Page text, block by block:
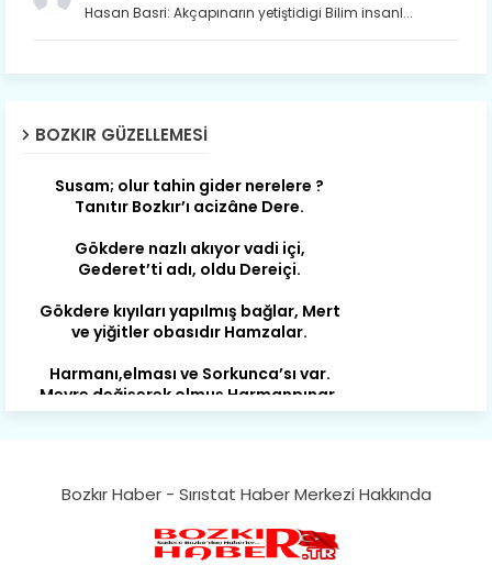
Hasan Basri: Akçapınarın yetiştidigi Bilim insanl...
BOZKIR GÜZELLEMESI
Gökdere nazlı akıyor vadi içi,
Gökdere kıyıları yapılmış bağlar, Mert
Harmanı,elması ve Sorkunca’sı var.
Büyük yerdir, mahalleleri Aydınlık, Tarih
kan, Bunlarla kasaba olmuş Sarıoğlan.
Çarşamba’nın koynunda tarih çok
yorgun. Şehit Berâtlı, halkı yiğit genç
Bozkır Haber - Sırıstat Haber Merkezi Hakkında